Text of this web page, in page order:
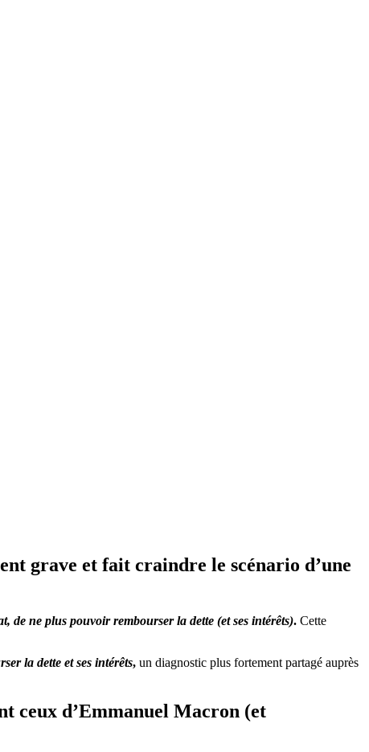
grave et fait craindre le scénario d’une
de ne plus pouvoir rembourser la dette (et ses intérêts). Cette
la dette et ses intérêts, un diagnostic plus fortement partagé auprès
ceux d’Emmanuel Macron (et